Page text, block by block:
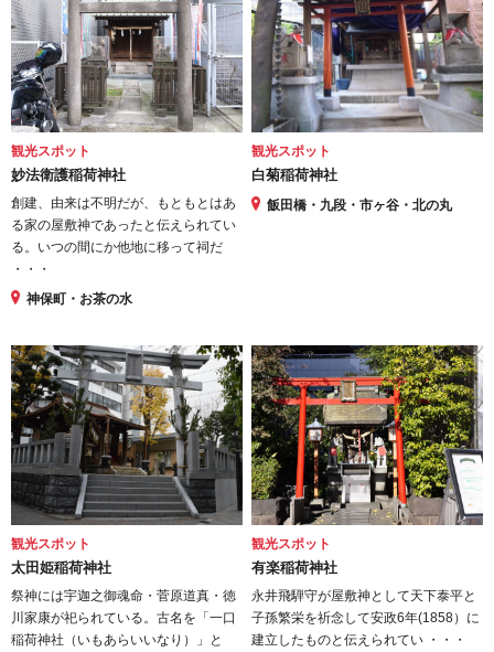
観光スポット
妙法衛護稲荷神社
創建、由来は不明だが、もともとはあ
る家の屋敷神であったと伝えられてい
る。いつの間にか他地に移って祠だ
・・・
神保町・お茶の水
観光スポット
白菊稲荷神社
飯田橋・九段・市ヶ谷・北の丸
観光スポット
太田姫稲荷神社
祭神には宇迦之御魂命・菅原道真・徳
川家康が祀られている。古名を「一口
稲荷神社（いもあらいいなり）」と
観光スポット
有楽稲荷神社
永井飛騨守が屋敷神として天下泰平と
子孫繁栄を祈念して安政6年(1858）に
建立したものと伝えられてい ・・・